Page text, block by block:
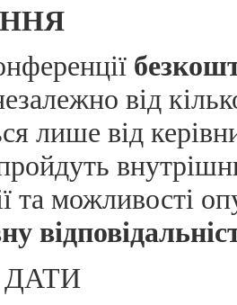
від
лише від
та можливості